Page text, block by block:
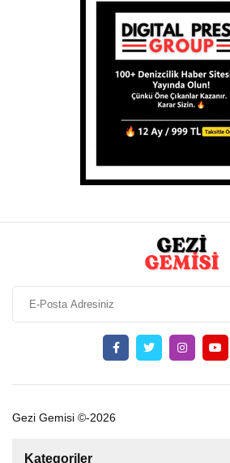
Gezi Gemisi ©-2026
Kategoriler